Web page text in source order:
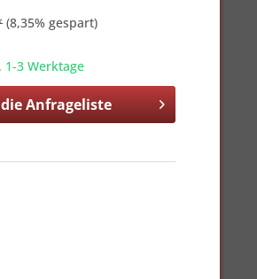
(8,35% gespart)
3 Werktage
Anfrageliste